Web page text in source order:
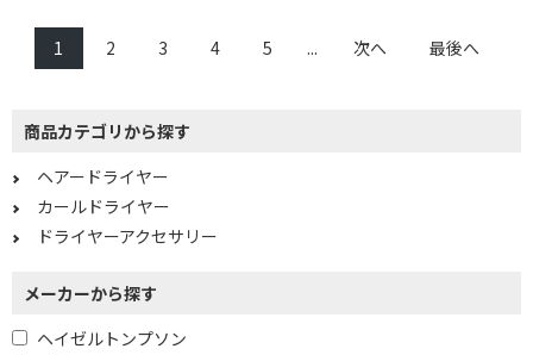
1 2 3 4 5 ... 次へ 最後へ
商品カテゴリから探す
ヘアードライヤー
カールドライヤー
ドライヤーアクセサリー
メーカーから探す
ヘイゼルトンプソン